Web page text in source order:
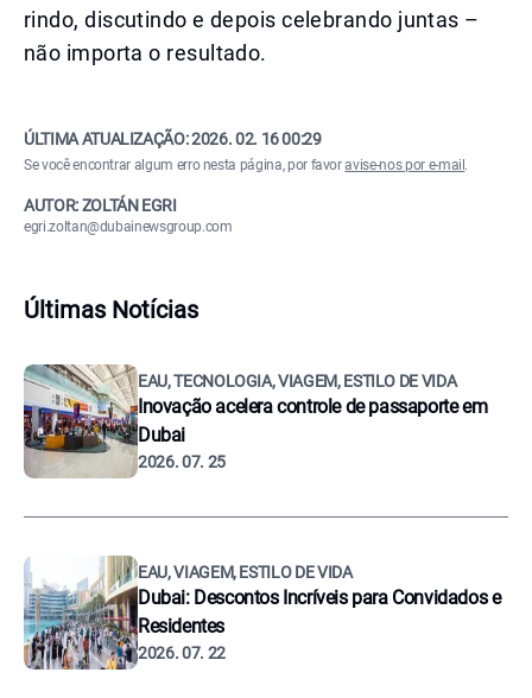
rindo, discutindo e depois celebrando juntas –
não importa o resultado.
ÚLTIMA ATUALIZAÇÃO:2026. 02. 16 00:29
Se você encontrar algum erro nesta página, por favoravise-nos por e-mail .
AUTOR: ZOLTÁN EGRI
egri.zoltan@dubainewsgroup.com
Últimas Notícias
EAU, TECNOLOGIA, VIAGEM, ESTILO DE VIDA
Inovação acelera controle de passaporte em
Dubai
2026. 07. 25
EAU, VIAGEM, ESTILO DE VIDA
Dubai: Descontos Incríveis para Convidados e
Residentes
2026. 07. 22